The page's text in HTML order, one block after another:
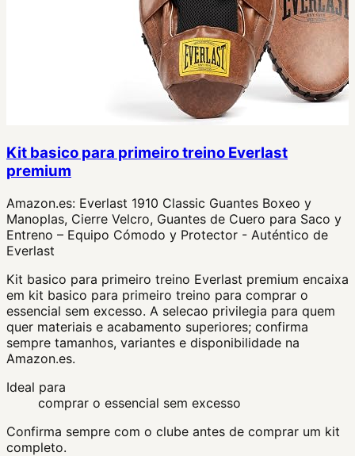
Kit basico para primeiro treino Everlast
premium
Amazon.es: Everlast 1910 Classic Guantes Boxeo y
Manoplas, Cierre Velcro, Guantes de Cuero para Saco y
Entreno – Equipo Cómodo y Protector - Auténtico de
Everlast
Kit basico para primeiro treino Everlast premium encaixa
em kit basico para primeiro treino para comprar o
essencial sem excesso. A selecao privilegia para quem
quer materiais e acabamento superiores; confirma
sempre tamanhos, variantes e disponibilidade na
Amazon.es.
Ideal para
comprar o essencial sem excesso
Confirma sempre com o clube antes de comprar um kit
completo.